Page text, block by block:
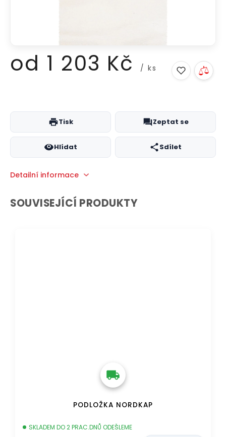
od 1 203 Kč / ks
Tisk Zeptat se
Hlídat Sdílet
Detailní informace
SOUVISEJÍCÍ PRODUKTY
PODLOŽKA NORDKAP
SKLADEM DO 2 PRAC.DNŮ ODEŠLEME